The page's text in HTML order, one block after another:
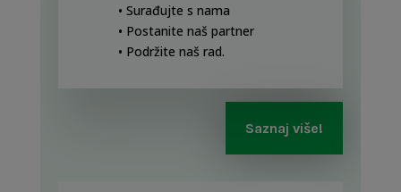
• Surađujte s nama
• Postanite naš partner
• Podržite naš rad.
Saznaj više!